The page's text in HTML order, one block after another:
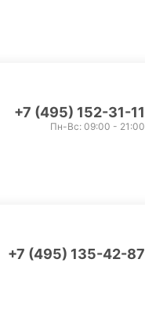
+7 (495) 152-31-11
Пн-Вс: 09:00 - 21:00
+7 (495) 135-42-87